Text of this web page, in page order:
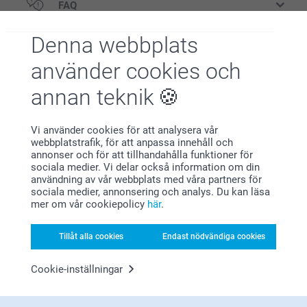
Denna webbplats
använder cookies och
annan teknik
Vi använder cookies för att analysera vår
webbplatstrafik, för att anpassa innehåll och
annonser och för att tillhandahålla funktioner för
sociala medier. Vi delar också information om din
användning av vår webbplats med våra partners för
sociala medier, annonsering och analys. Du kan läsa
mer om vår cookiepolicy här.
Tillåt alla cookies Endast nödvändiga cookies
Cookie-inställningar
Matt strukturerat papper av hög kvalitet 300 g
Köp till kuvert i vackra färger eller få vita
kuvert gratis
Priser på tillval och tillgänglighet
Papper 120 g
Mörkröd
Lavendel
Brun
Antal Pris/st.
5 - 9
20 - 29
30+ Från
FAQ
Trustpilot produktomdömen
4.5
AV 5
Språk
Alla omdömen (1430)
5 Stjärnor
4 Stjärnor
198
2 Stjärnor